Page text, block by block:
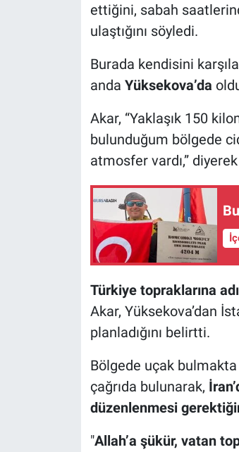
ettiğini, sabah
ulaştığını söyledi.
Burada kendisini
anda Yüksekova’da
Akar, “Yaklaşık 150
bulunduğum bölgede
atmosfer vardı,”
Türkiye topraklarına
Akar, Yüksekova’dan
planladığını belirtti.
Bölgede uçak
çağrıda bulunarak,
düzenlenmesi
"Allah’a şükür, vatan